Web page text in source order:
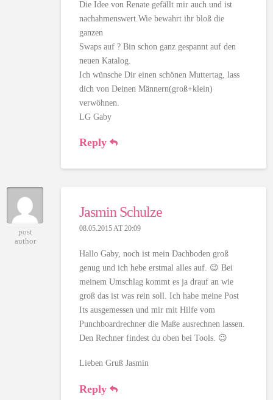
Die Idee von Renate gefällt mir auch und ist
nachahmenswert.Wie bewahrt ihr bloß die
ganzen
Swaps auf ? Bin schon ganz gespannt auf den
neuen Katalog.
Ich wünsche Dir einen schönen Muttertag, lass
dich von Deinen Männern(groß+klein)
verwöhnen.
LG Gaby
Reply
post
author
Jasmin Schulze
08.05.2015 AT 20:09
Hallo Gaby, noch ist mein Dachboden groß
genug und ich hebe erstmal alles auf. 😉 Bei
meinem Umschlag kommt es ja drauf an wie
groß das ist was rein soll. Ich habe meine Post
Its ausgemessen und mir mit Hilfe vom
Punchboardrechner die Maße ausrechnen lassen.
Den Rechner findest du oben bei Tools. 😉
Lieben Gruß Jasmin
Reply